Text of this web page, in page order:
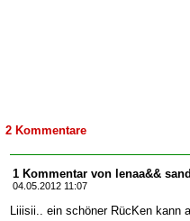
2 Kommentare
1 Kommentar von lenaa&&
04.05.2012 11:07
Liiisii.. ein schöner RücKen kann